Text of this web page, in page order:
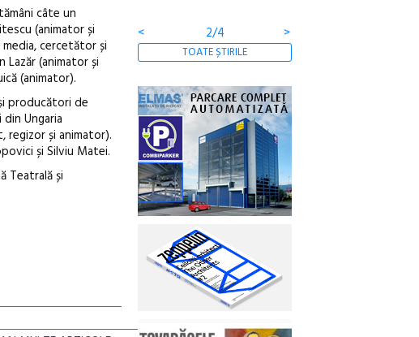
câte un
(animator și
cercetător și
(animator și
(animator).
producători de
Ungaria
regizor și animator).
și Silviu Matei.
Teatrală și
< 2/4 >
TOATE ȘTIRILE